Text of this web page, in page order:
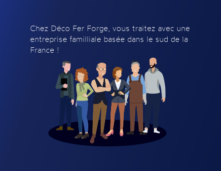
Chez Déco Fer Forge, vous traitez avec une
entreprise familliale basée dans le sud de la
France !